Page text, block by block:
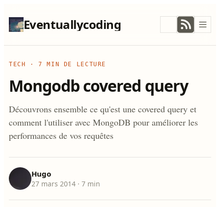
Eventuallycoding
TECH ·7 MIN DE LECTURE
Mongodb covered query
Découvrons ensemble ce qu'est une covered query et
comment l'utiliser avec MongoDB pour améliorer les
performances de vos requêtes
Hugo
27 mars 2014 · 7 min